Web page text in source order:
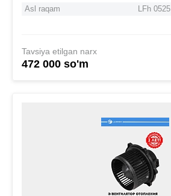
Asl raqam LFh 0525
Tavsiya etilgan narx
472 000 so'm